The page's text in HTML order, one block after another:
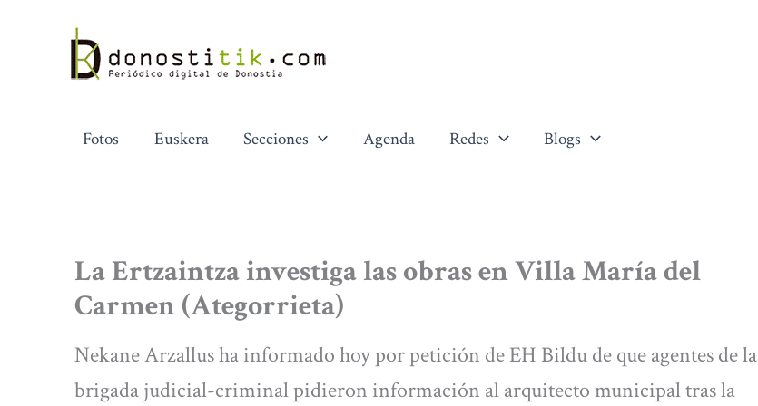
contenido
Fotos Euskera Secciones Agenda Redes Blogs
La Ertzaintza investiga las obras en Villa María del
Carmen (Ategorrieta)
Nekane Arzallus ha informado hoy por petición de EH Bildu de que agentes de la
brigada judicial-criminal pidieron información al arquitecto municipal tras la